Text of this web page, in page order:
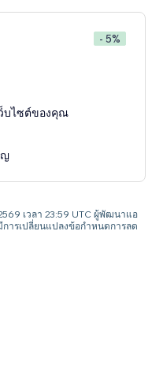
- 5%
บไซต์ของคุณ
เวลา 23:59 UTC ผู้พัฒนาแอ
ารเปลี่ยนแปลงข้อกำหนดการลด